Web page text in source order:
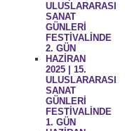
ULUSLARARASI
SANAT
GÜNLERİ
FESTİVALİNDE
2. GÜN
HAZİRAN
2025 | 15.
ULUSLARARASI
SANAT
GÜNLERİ
FESTİVALİNDE
1. GÜN